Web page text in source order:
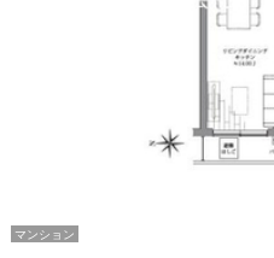
マンション